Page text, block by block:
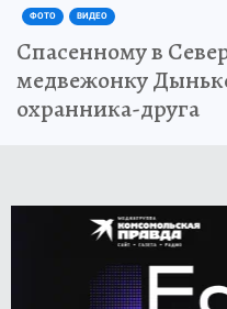
ФОТО ВИДЕО
Спасенному в
медвежонку
охранника-друга